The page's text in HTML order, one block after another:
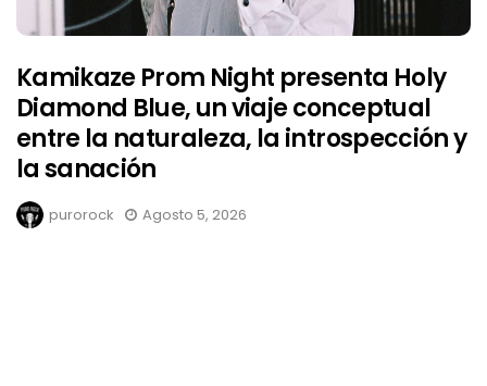
Kamikaze Prom Night presenta Holy
Diamond Blue, un viaje conceptual
entre la naturaleza, la introspección y
la sanación
purorock Agosto 5, 2026